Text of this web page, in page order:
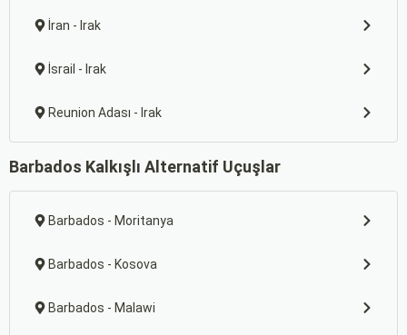
İran - Irak
İsrail - Irak
Reunion Adası - Irak
Barbados Kalkışlı Alternatif Uçuşlar
Barbados - Moritanya
Barbados - Kosova
Barbados - Malawi